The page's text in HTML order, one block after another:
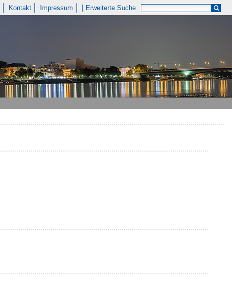
Kontakt Impressum Erweiterte Suche